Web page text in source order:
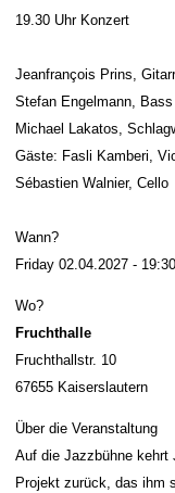
19.30 Uhr Konzert
Jeanfrançois Prins,
Stefan Engelmann, Bass
Michael Lakatos,
Gäste: Fasli Kamberi,
Sébastien Walnier, Cello
Wann?
Friday 02.04.2027 -
Wo?
Fruchthalle
Fruchthallstr. 10
67655 Kaiserslautern
Über die Veranstaltung
Auf die Jazzbühne kehrt
Projekt zurück, das ihm